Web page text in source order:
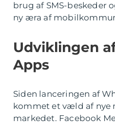
brug af SMS-beskeder
ny æra af
Udviklingen
Apps
Siden lanceringen af
kommet et væld af nye
markedet. Facebook